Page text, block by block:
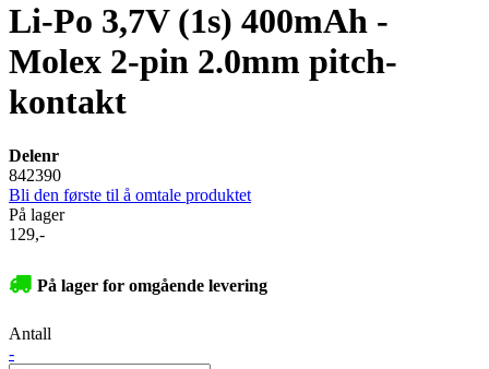
Li-Po 3,7V (1s) 400mAh -
Molex 2-pin 2.0mm pitch-
kontakt
Delenr
842390
Bli den første til å omtale produktet
På lager
129,-
På lager for omgående levering
Antall
-